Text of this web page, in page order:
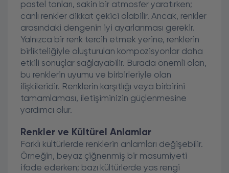
pastel tonları, sakin bir atmosfer yaratırken;
canlı renkler dikkat çekici olabilir. Ancak, renkler
arasındaki dengenin iyi ayarlanması gerekir.
Yalnızca bir renk tercih etmek yerine, renklerin
birlikteliğiyle oluşturulan kompozisyonlar daha
etkili sonuçlar sağlayabilir. Burada önemli olan,
bu renklerin uyumu ve birbirleriyle olan
ilişkileridir. Renklerin karşıtlığı veya birbirini
tamamlaması, iletişiminizin güçlenmesine
yardımcı olur.
Renkler ve Kültürel Anlamlar
Farklı kültürlerde renklerin anlamları değişebilir.
Örneğin, beyaz çiğnenmiş bir masumiyeti
ifade ederken; bazı kültürlerde yas rengi